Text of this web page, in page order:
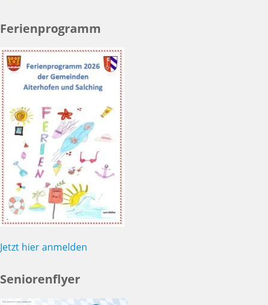
Ferienprogramm
Jetzt hier anmelden
Seniorenflyer